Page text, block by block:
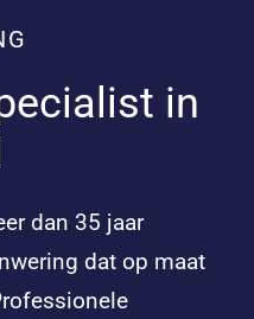
in
dan 35 jaar
dat op maat